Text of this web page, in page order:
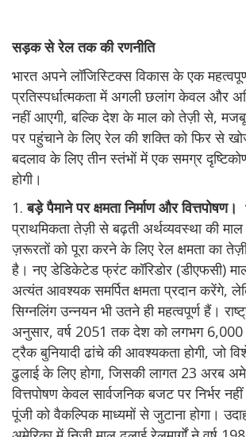
सड़क से रेल तक की रणनीति
भारत अपने लॉजिस्टिक्स विकास के एक
प्रतिस्पर्धात्मकता में अगली छलांग केवल और
नहीं आएगी, बल्कि देश के माल को तेज़ी से,
पर पहुंचाने के लिए रेल की शक्ति को फिर से
बदलाव के लिए तीन स्तंभों में एक समग्र
होगी।
1.बड़े पैमाने पर क्षमता निर्माण और वित्तपोषण।
प्राथमिकता तेज़ी से बढ़ती अर्थव्यवस्था की
ज़रूरतों को पूरा करने के लिए रेल क्षमता का
है। नए डेडिकेटेड फ्रंट कॉरिडोर (डीएफसी)
अत्यंत आवश्यक समर्पित क्षमता प्रदान करेंगे,
सिग्नलिंग उन्नयन भी उतने ही महत्वपूर्ण हैं।
अनुसार, वर्ष 2051 तक देश को लगभग 6,000
ट्रैक बुनियादी ढांचे की आवश्यकता होगी, जो
ढुलाई के लिए होगा, जिसकी लागत 23 अरब
वित्तपोषण केवल सार्वजनिक बजट पर निर्भर
पूंजी को वैकल्पिक माध्यमों से जुटाना होगा।